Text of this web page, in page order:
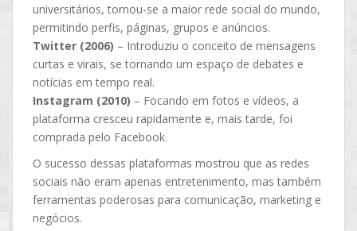
universitários, tornou-se a maior rede social do mundo,
permitindo perfis, páginas, grupos e anúncios.
Twitter (2006) – Introduziu o conceito de mensagens
curtas e virais, se tornando um espaço de debates e
notícias em tempo real.
Instagram (2010) – Focando em fotos e vídeos, a
plataforma cresceu rapidamente e, mais tarde, foi
comprada pelo Facebook.
O sucesso dessas plataformas mostrou que as redes
sociais não eram apenas entretenimento, mas também
ferramentas poderosas para comunicação, marketing e
negócios.